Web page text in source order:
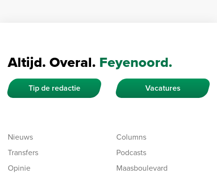
Altijd. Overal. Feyenoord.
Tip de redactie Vacatures
Nieuws
Transfers
Opinie
Columns
Podcasts
Maasboulevard